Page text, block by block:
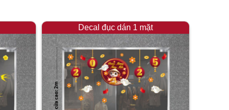
Decal đục dán 1 mặt